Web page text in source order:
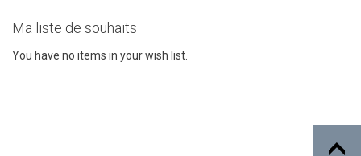
Ma liste de souhaits
You have no items in your wish list.